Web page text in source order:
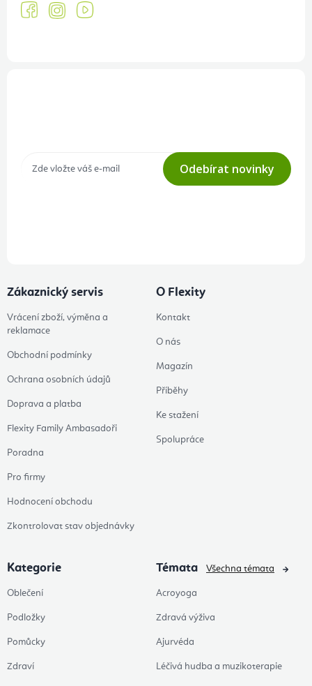
Odebírat novinky
Zákaznický servis
Vrácení zboží, výměna a
reklamace
Obchodní podmínky
Ochrana osobních údajů
Doprava a platba
Flexity Family Ambasadoři
Poradna
Pro firmy
Hodnocení obchodu
Zkontrolovat stav objednávky
O Flexity
Kontakt
O nás
Magazín
Příběhy
Ke stažení
Spolupráce
Kategorie
Oblečení
Podložky
Pomůcky
Zdraví
Témata
Acroyoga
Zdravá výživa
Ajurvéda
Léčivá hudba a muzikoterapie
Všechna témata